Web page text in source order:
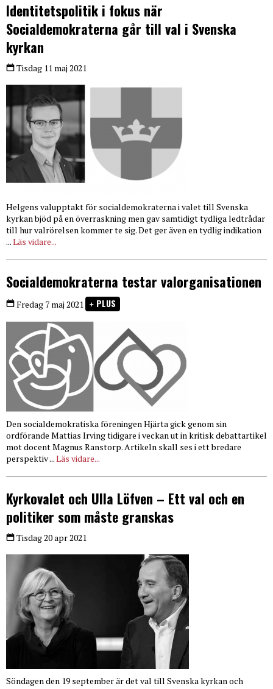
Identitetspolitik i fokus när
Socialdemokraterna går till val i Svenska
kyrkan
Tisdag 11 maj 2021
Helgens valupptakt för socialdemokraterna i valet till Svenska
kyrkan bjöd på en överraskning men gav samtidigt tydliga ledtrådar
till hur valrörelsen kommer te sig. Det ger även en tydlig indikation
...Läs vidare...
Socialdemokraterna testar valorganisationen
Fredag 7 maj 2021 PLUS
Den socialdemokratiska föreningen Hjärta gick genom sin
ordförande Mattias Irving tidigare i veckan ut in kritisk debattartikel
mot docent Magnus Ranstorp. Artikeln skall ses i ett bredare
perspektiv ...Läs vidare...
Kyrkovalet och Ulla Löfven – Ett val och en
politiker som måste granskas
Tisdag 20 apr 2021
Söndagen den 19 september är det val till Svenska kyrkan och